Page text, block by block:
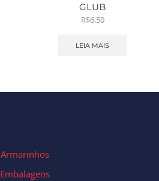
GLUB
R$6,50
LEIA MAIS
Armarinhos
Embalagens